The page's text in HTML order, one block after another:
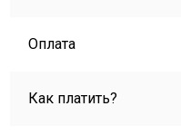
Оплата
Как платить?